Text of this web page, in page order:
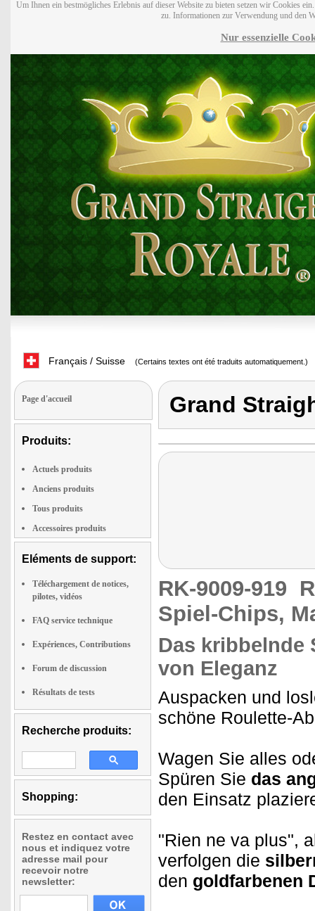
Um Ihnen ein bestmögliches Erlebnis auf dieser Website zu bieten setzen wir Cookies
zu. Informationen zur Verwendung und den
Nur essenzielle
Français / Suisse (Certains textes ont été traduits automatiquement.)
Page d'accueil
Produits:
Actuels produits
Anciens produits
Tous produits
Accessoires produits
Eléments de support:
Téléchargement de notices,
pilotes, vidéos
FAQ service technique
Expériences, Contributions
Forum de discussion
Résultats de tests
Recherche produits:
Shopping:
Restez en contact avec
nous et indiquez votre
adresse mail pour
recevoir notre
newsletter:
Grand
RK-9009-919
Spiel-Chips,
Das kribbelnde
von Eleganz
Auspacken und
schöne Roulette-
Wagen Sie alles
Spüren Sie das
den Einsatz
"Rien ne va plus",
verfolgen die
den goldfarbenen